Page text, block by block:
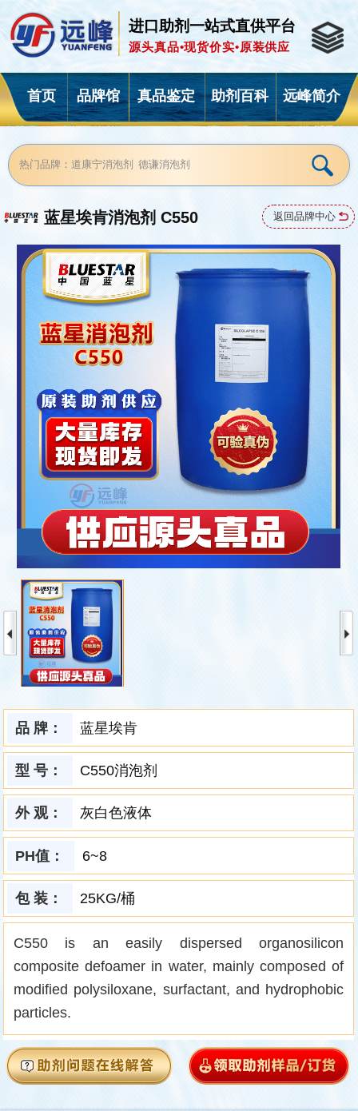
进口助剂一站式直供平台
源头真品•现货价实•原装供应
首页 品牌馆 真品鉴定 助剂百科 远峰简介
蓝星埃肯消泡剂 C550 返回品牌中心
品 牌： 蓝星埃肯
型 号： C550消泡剂
外 观： 灰白色液体
PH值： 6~8
包 装： 25KG/桶
C550 is an easily dispersed organosilicon
composite defoamer in water, mainly composed of
modified polysiloxane, surfactant, and hydrophobic
particles.